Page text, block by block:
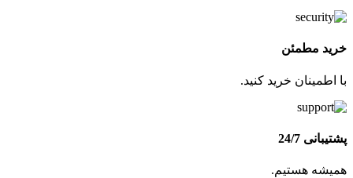
خرید مطمئن
با اطمینان خرید کنید.
پشتیبانی 24/7
همیشه هستیم.